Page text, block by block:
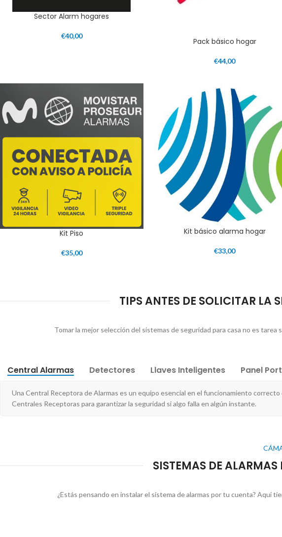
Sector Alarm hogares
€40,00
Pack básico hogar
€44,00
Kit Piso
€35,00
Kit básico alarma hogar
€33,00
TIPS ANTES DE SOLICITAR LA
Tomar la mejor selección del sistemas de seguridad para casa no es
Central Alarmas Detectores Llaves Inteligentes Panel
Una Central Receptora de Alarmas es un equipo esencial en el funcionamiento
Centrales Receptoras para garantizar la seguridad si algo falla en algún instante.
SISTEMAS DE
¿Estás pensando en instalar el sistema de alarmas por tu cuenta? Aquí